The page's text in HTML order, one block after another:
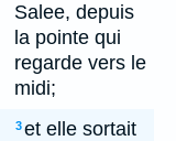
Salee, depuis
la pointe qui
regarde vers le
midi;
3et elle sortait